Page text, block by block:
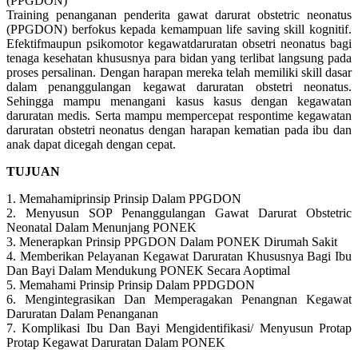
Training penanganan penderita gawat darurat obstetric neonatus
(PPGDON) berfokus kepada kemampuan life saving skill kognitif.
Efektifmaupun psikomotor kegawatdaruratan obsetri neonatus bagi
tenaga kesehatan khususnya para bidan yang terlibat langsung pada
proses persalinan. Dengan harapan mereka telah memiliki skill dasar
dalam penanggulangan kegawat daruratan obstetri neonatus.
Sehingga mampu menangani kasus kasus dengan kegawatan
daruratan medis. Serta mampu mempercepat respontime kegawatan
daruratan obstetri neonatus dengan harapan kematian pada ibu dan
anak dapat dicegah dengan cepat.
TUJUAN
1. Memahamiprinsip Prinsip Dalam PPGDON
2. Menyusun SOP Penanggulangan Gawat Darurat Obstetric
Neonatal Dalam Menunjang PONEK
3. Menerapkan Prinsip PPGDON Dalam PONEK Dirumah Sakit
4. Memberikan Pelayanan Kegawat Daruratan Khususnya Bagi Ibu
Dan Bayi Dalam Mendukung PONEK Secara Aoptimal
5. Memahami Prinsip Prinsip Dalam PPDGDON
6. Mengintegrasikan Dan Memperagakan Penangnan Kegawat
Daruratan Dalam Penanganan
7. Komplikasi Ibu Dan Bayi Mengidentifikasi/ Menyusun Protap
Protap Kegawat Daruratan Dalam PONEK